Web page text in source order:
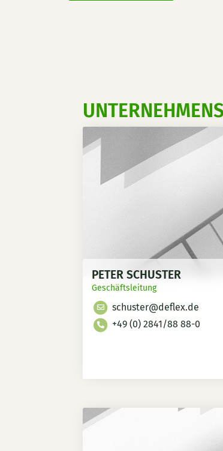
PETER SCHUSTER
Geschäftsleitung
schuster@deflex.de
+49 (0) 2841/88 88-0